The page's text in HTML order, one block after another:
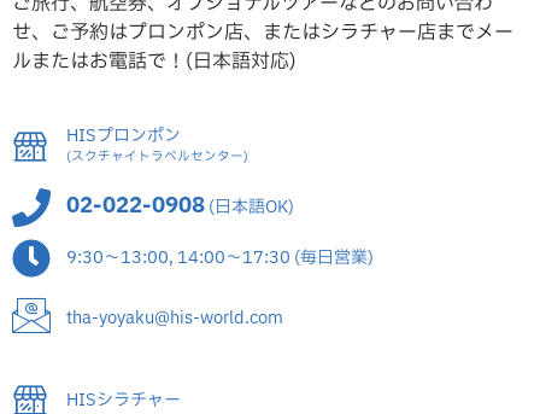
せ、ご予約はプロンポン店、またはシラチャー店までメー
ルまたはお電話で！(日本語対応)
HISプロンポン
(スクチャイトラベルセンター)
02-022-0908(日本語OK)
9:30～13:00, 14:00～17:30 (毎日営業)
tha-yoyaku@his-world.com
HISシラチャー